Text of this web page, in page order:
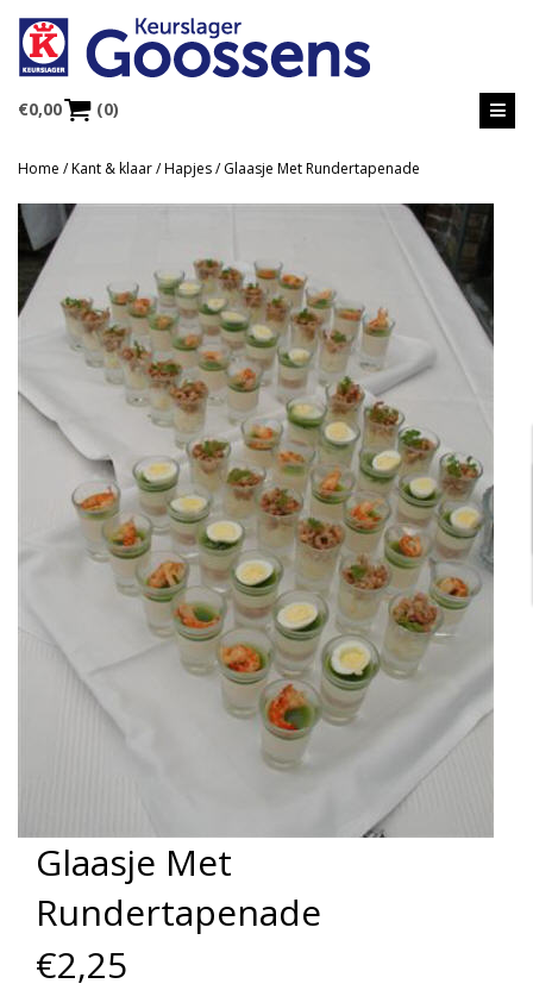
€0,00 (0)
Home /Kant & klaar/Hapjes/ Glaasje Met Rundertapenade
Glaasje Met
Rundertapenade
€2,25